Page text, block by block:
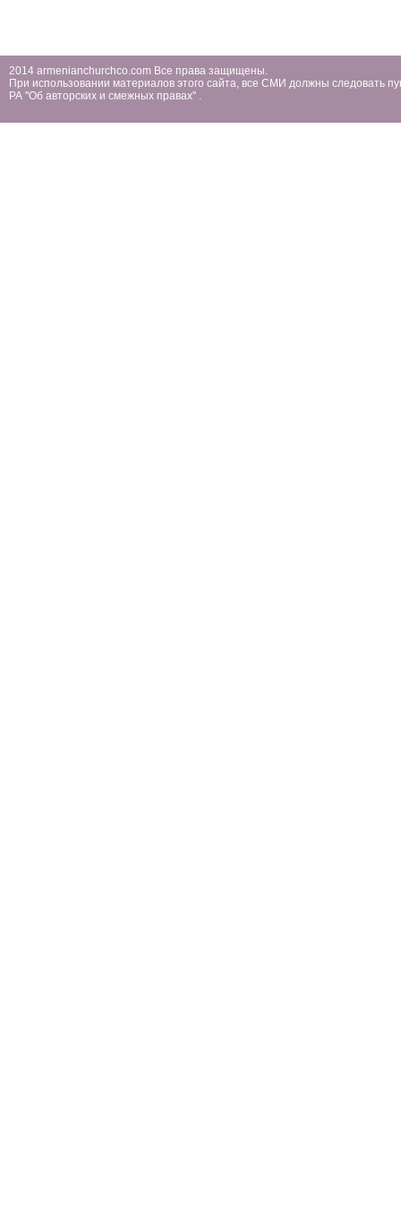
2014 armenianchurchco.com Все права защищены.
При использовании материалов этого сайта, все СМИ должны следовать
РА ''Об авторских и смежных правах'' .